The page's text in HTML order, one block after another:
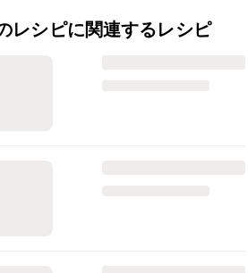
レシピに関連するレシピ